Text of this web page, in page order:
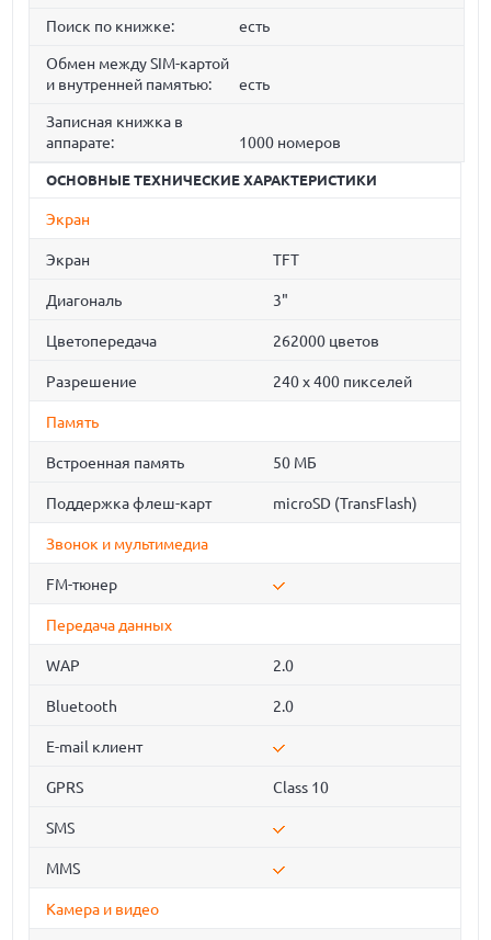
Поиск по книжке: есть
Обмен между SIM-картой
и внутренней памятью:
есть
Записная книжка в
аппарате:
1000 номеров
ОСНОВНЫЕ ТЕХНИЧЕСКИЕ ХАРАКТЕРИСТИКИ
Экран
Экран TFT
Диагональ 3"
Цветопередача 262000 цветов
Разрешение 240 х 400 пикселей
Память
Встроенная память 50 МБ
Поддержка флеш-карт microSD (TransFlash)
Звонок и мультимедиа
FM-тюнер
Передача данных
WAP 2.0
Bluetooth 2.0
E-mail клиент
GPRS Class 10
SMS
MMS
Камера и видео